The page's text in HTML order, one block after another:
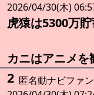
2026/04/30(木)
虎猿は5300万
カニはアニメを
2 匿名動ナビファン